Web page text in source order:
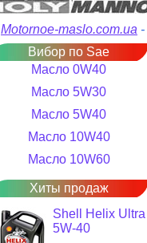
Motornoe-maslo.com.ua -
Вибор по Sae
Масло 0W40
Масло 5W30
Масло 5W40
Масло 10W40
Масло 10W60
Хиты продаж
Shell Helix Ultra
5W-40